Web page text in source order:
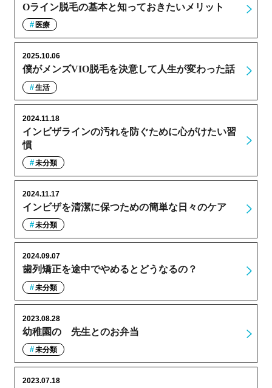
Oライン脱毛の基本と知っておきたいメリット
医療
僕がメンズVIO脱毛を決意して人生が変わった話
2025.10.06
生活
インビザラインの汚れを防ぐために心がけたい習
慣
2024.11.18
未分類
インビザを清潔に保つための簡単な日々のケア
2024.11.17
未分類
歯列矯正を途中でやめるとどうなるの？
2024.09.07
未分類
幼稚園の゙先生とのお弁当
2023.08.28
未分類
2023.07.18